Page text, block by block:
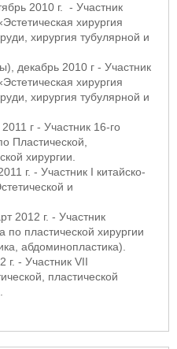
2010 г. - Участник
хирургия
хирургия тубулярной и
декабрь 2010 г - Участник
хирургия
хирургия тубулярной и
г - Участник 16-го
Пластической,
хирургии.
г. - Участник I китайско-
и
2012 г. - Участник
пластической хирургии
абдоминопластика).
- Участник VII
пластической